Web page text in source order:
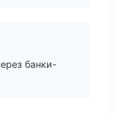
банки-